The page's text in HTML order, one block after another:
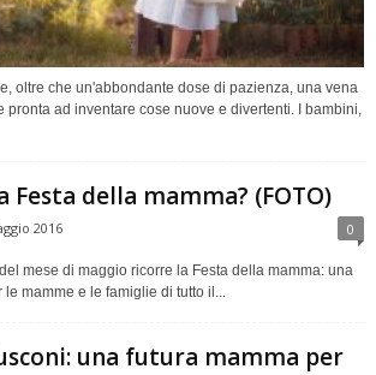
oltre che un'abbondante dose di pazienza, una vena
pronta ad inventare cose nuove e divertenti. I bambini,
Festa della mamma? (FOTO)
2016 0
mese di maggio ricorre la Festa della mamma: una
mamme e le famiglie di tutto il...
una futura mamma per